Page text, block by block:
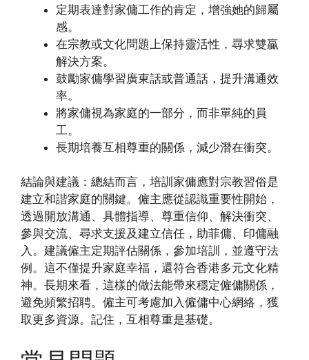
定期表達對家傭工作的肯定，增強她的歸屬
感。
在宗教或文化問題上保持靈活性，尋求雙贏
解決方案。
鼓勵家傭學習廣東話或普通話，提升溝通效
率。
將家傭視為家庭的一部分，而非單純的員
工。
長期培養互相尊重的關係，減少潛在衝突。
結論與建議：總結而言，培訓家傭應對宗教習俗是
建立和諧家庭的關鍵。僱主應從認識重要性開始，
透過開放溝通、具體指導、尊重信仰、解決衝突、
參與交流、尋求支援及建立信任，助菲傭、印傭融
入。建議僱主定期評估關係，參加培訓，並遵守法
例。這不僅提升家庭幸福，還符合香港多元文化精
神。長期來看，這樣的做法能帶來穩定僱傭關係，
避免頻繁招聘。僱主可考慮加入僱傭中心網絡，獲
取更多資源。記住，互相尊重是基礎。